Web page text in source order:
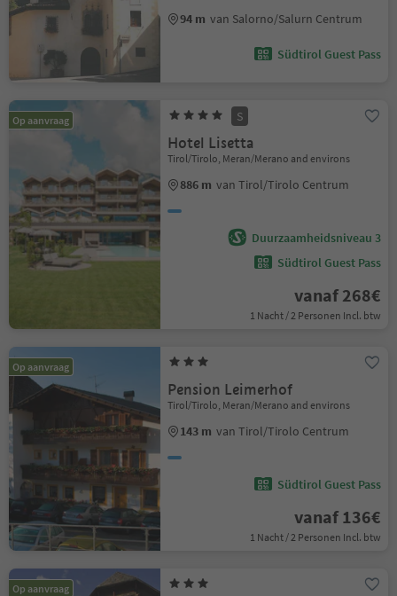
94 m van Salorno/Salurn Centrum
Südtirol Guest Pass
Op aanvraag S
Hotel Lisetta
Tirol/Tirolo, Meran/Merano and environs
886 m van Tirol/Tirolo Centrum
Duurzaamheidsniveau 3
Südtirol Guest Pass
vanaf 268€
1 Nacht / 2 Personen Incl. btw
Op aanvraag
Pension Leimerhof
Tirol/Tirolo, Meran/Merano and environs
143 m van Tirol/Tirolo Centrum
Südtirol Guest Pass
vanaf 136€
1 Nacht / 2 Personen Incl. btw
Op aanvraag